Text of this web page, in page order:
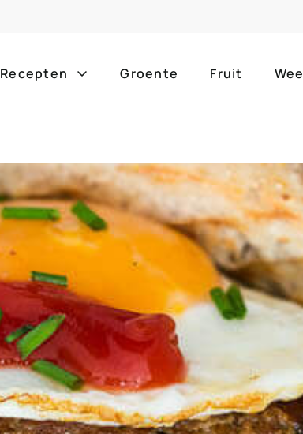
Recepten
ontbijt bijgerechten
lunch hoofdgerechten
desserts
voorgerechten drankjes
alle
alle
zomer
slow
Groente Fruit